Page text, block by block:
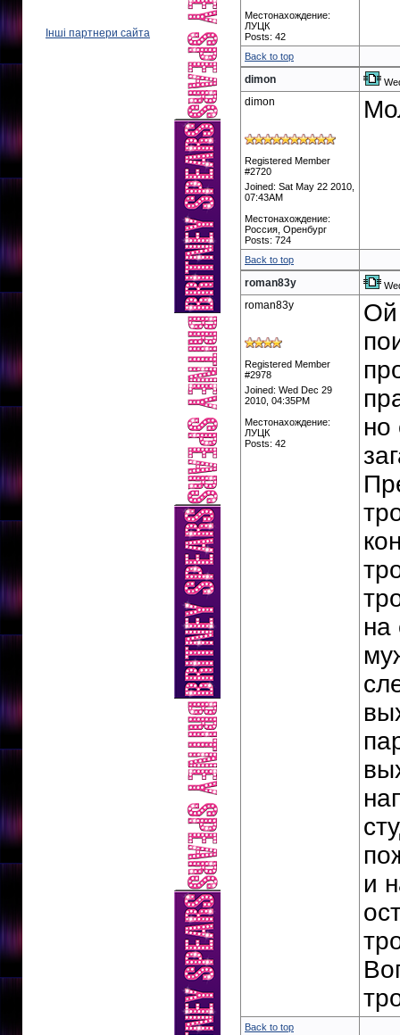
Інші партнери сайта
Местонахождение:
ЛУЦК
Posts: 42
Back to top
dimon
dimon
Registered Member
#2720
Joined: Sat May 22 2010,
07:43AM
Местонахождение:
Россия, Оренбург
Posts: 724
Back to top
roman83y
roman83y
Registered Member
#2978
Joined: Wed Dec 29
2010, 04:35PM
Местонахождение:
ЛУЦК
Posts: 42
Ой
но
на
и
Back to top